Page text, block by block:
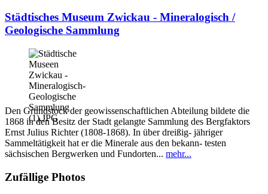
Städtisches Museum Zwickau - Mineralogisch /
Geologische Sammlung
Den Grundstock der geowissenschaftlichen Abteilung bildete die
1868 in den Besitz der Stadt gelangte Sammlung des Bergfaktors
Ernst Julius Richter (1808-1868). In über dreißig- jähriger
Sammeltätigkeit hat er die Minerale aus den bekann- testen
sächsischen Bergwerken und Fundorten... mehr...
Zufällige Photos